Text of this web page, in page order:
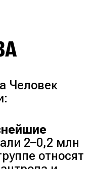
Человек
2–0,2 млн
относят